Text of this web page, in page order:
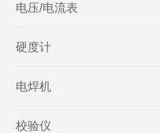
电压/电流表
硬度计
电焊机
校验仪